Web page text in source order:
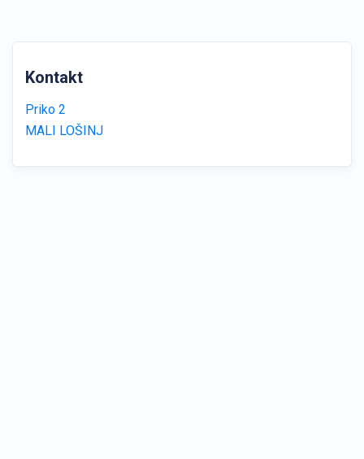
Kontakt
Priko 2
MALI LOŠINJ